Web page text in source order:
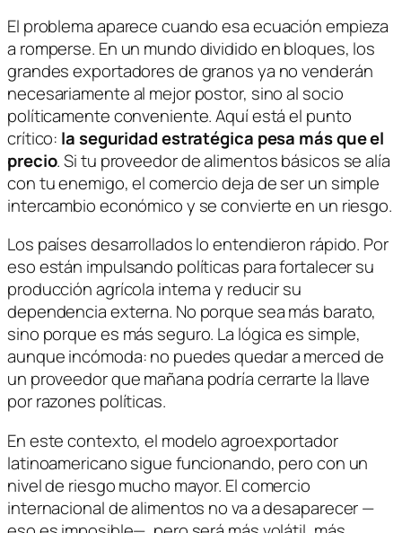
El problema aparece cuando esa ecuación empieza
a romperse. En un mundo dividido en bloques, los
grandes exportadores de granos ya no venderán
necesariamente al mejor postor, sino al socio
políticamente conveniente. Aquí está el punto
crítico: la seguridad estratégica pesa más que el
precio. Si tu proveedor de alimentos básicos se alía
con tu enemigo, el comercio deja de ser un simple
intercambio económico y se convierte en un riesgo.
Los países desarrollados lo entendieron rápido. Por
eso están impulsando políticas para fortalecer su
producción agrícola interna y reducir su
dependencia externa. No porque sea más barato,
sino porque es más seguro. La lógica es simple,
aunque incómoda: no puedes quedar a merced de
un proveedor que mañana podría cerrarte la llave
por razones políticas.
En este contexto, el modelo agroexportador
latinoamericano sigue funcionando, pero con un
nivel de riesgo mucho mayor. El comercio
internacional de alimentos no va a desaparecer —